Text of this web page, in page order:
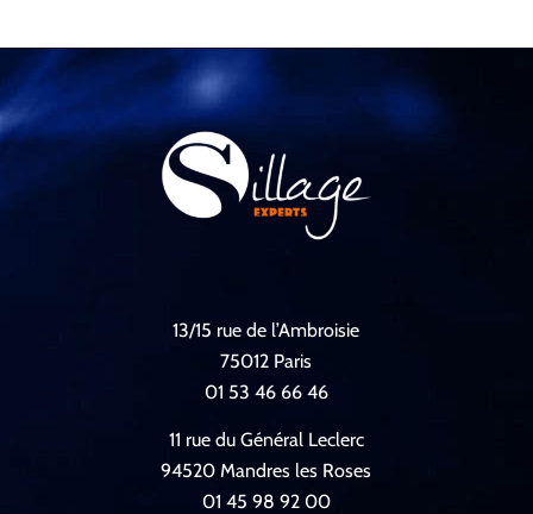
13/15 rue de l’Ambroisie
75012 Paris
01 53 46 66 46
11 rue du Général Leclerc
94520 Mandres les Roses
01 45 98 92 00